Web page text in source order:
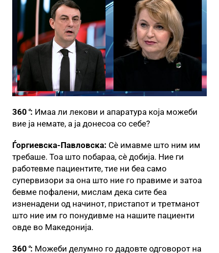
360 °: Имаа ли лекови и апаратура која можеби
вие ја немате, а ја донесоа со себе?
Ѓоргиевска-Павловска: Сè имавме што ним им
требаше. Тоа што побараа, сè добија. Ние ги
работевме пациентите, тие ни беа само
супервизори за она што ние го правиме и затоа
бевме пофалени, мислам дека сите беа
изненадени од начинот, пристапот и третманот
што ние им го понудивме на нашите пациенти
овде во Македонија.
360 °: Можеби делумно го дадовте одговорот на